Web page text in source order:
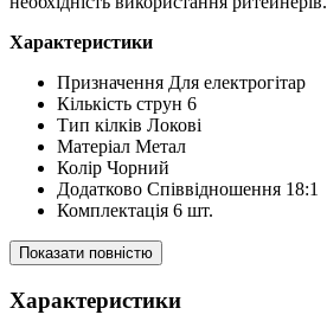
Характеристики
Призначення Для електрогітар
Кількість струн 6
Тип кілків Локові
Матеріал Метал
Колір Чорний
Додатково Співвідношення 18:1
Комплектація 6 шт.
Показати повністю
Характеристики